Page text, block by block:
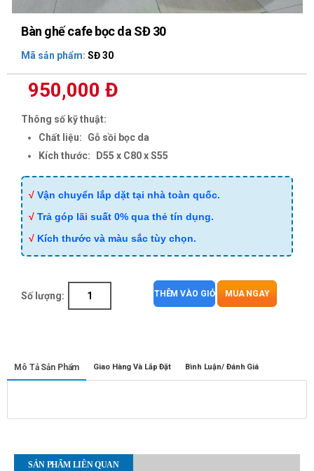
Bàn ghế cafe bọc da SĐ 30
Mã sản phẩm: SĐ 30
950,000 Đ
Thông số kỹ thuật:
Chất liệu:
Gỗ sồi bọc da
Kích thước:
D55 x C80 x S55
√ Vận chuyển lắp dặt tại nhà toàn quốc.
√ Trả góp lãi suất 0% qua thẻ tín dụng.
√ Kích thước và màu sắc tùy chọn.
Số lượng: THÊM VÀO GIỎ MUA NGAY
Mô Tả Sản Phẩm Giao Hàng Và Lắp Đặt Bình Luận/ Đánh Giá
SẢN PHẨM LIÊN QUAN